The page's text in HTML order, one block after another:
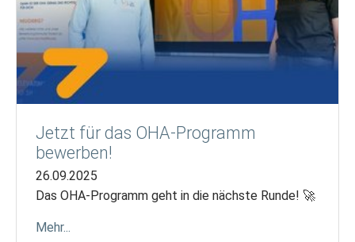
Jetzt für das OHA-Programm
bewerben!
26.09.2025
Das OHA-Programm geht in die nächste Runde! 🚀
Mehr...